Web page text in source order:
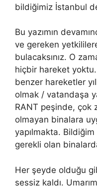
bildiğimiz İstanbul
Bu yazımın
ve gereken
bulacaksınız. O
hiçbir hareket yoktu.
benzer hareketler
olmak / vatandaşa
RANT peşinde, çok
olmayan binalara
yapılmakta.
gerekli olan
Her şeyde olduğu
sessiz kaldı.